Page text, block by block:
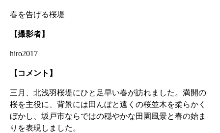
春を告げる桜堤
【撮影者】
hiro2017
【コメント】
三月、北浅羽桜堤にひと足早い春が訪れました。満開の
桜を主役に、背景には田んぼと遠くの桜並木を柔らかく
ぼかし、坂戸市ならではの穏やかな田園風景と春の始ま
りを表現しました。